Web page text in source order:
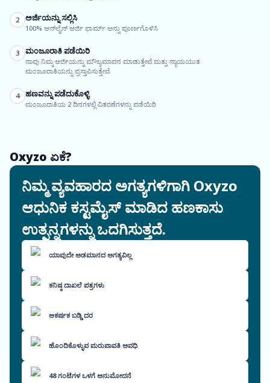
2 ಅರ್ಜಿಯನ್ನು ಸಲ್ಲಿಸಿ
100% ಆನ್‌ಲೈನ್ ಅರ್ಜಿ ಫಾರ್ಮ್ ಅನ್ನು ಪೂರ್ಣಗೊಳಿಸಿ
3 ಮಂಜೂರಾತಿ ಪಡೆಯಿರಿ
ನಾವು ನಿಮ್ಮ ಅರ್ಜಿಯನ್ನು ಮೌಲ್ಯಮಾಪನ ಮಾಡುತ್ತೇವೆ ಮತ್ತು ನ್ಯಾಯಯುತ
ಮಂಜೂರಾತಿಯನ್ನು ಪ್ರಸ್ತಾಪಿಸುತ್ತೇವೆ
4 ಹಣವನ್ನು ಪಡೆದುಕೊಳ್ಳಿ
ಮಂಜೂರಾತಿಯ 2 ದಿನಗಳಲ್ಲಿ ವಿತರಣೆಗಳನ್ನು ಪಡೆಯಿರಿ
Oxyzo ಏಕೆ?
ನಿಮ್ಮ ವ್ಯವಹಾರದ ಅಗತ್ಯಗಳಿಗಾಗಿ Oxyzo
ಆಧುನಿಕ ಕಸ್ಟಮೈಸ್ ಮಾಡಿದ ಹಣಕಾಸು
ಉತ್ಪನ್ನಗಳನ್ನು ಒದಗಿಸುತ್ತದೆ.
ಯಾವುದೇ ಅಡಮಾನದ ಅಗತ್ಯವಿಲ್ಲ
ಕನಿಷ್ಠ ದಾಖಲೆ ಪತ್ರಗಳು
ಆಕರ್ಷಕ ಬಡ್ಡಿ ದರ
ಹೊಂದಿಕೊಳ್ಳುವ ಮರುಪಾವತಿ ಅವಧಿ
48 ಗಂಟೆಗಳ ಒಳಗೆ ಅನುಮೋದನೆ